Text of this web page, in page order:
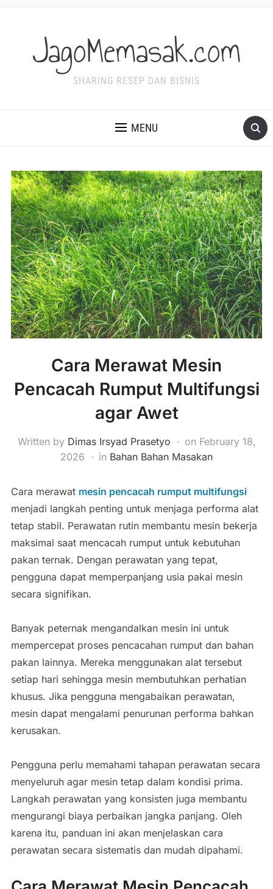
JagoMemasak.com
SHARING RESEP DAN BISNIS
MENU
Cara Merawat Mesin
Pencacah Rumput Multifungsi
agar Awet
Written by Dimas Irsyad Prasetyo on February 18,
2026
in Bahan Bahan Masakan
Cara merawat mesin pencacah rumput multifungsi
menjadi langkah penting untuk menjaga performa alat
tetap stabil. Perawatan rutin membantu mesin bekerja
maksimal saat mencacah rumput untuk kebutuhan
pakan ternak. Dengan perawatan yang tepat,
pengguna dapat memperpanjang usia pakai mesin
secara signifikan.
Banyak peternak mengandalkan mesin ini untuk
mempercepat proses pencacahan rumput dan bahan
pakan lainnya. Mereka menggunakan alat tersebut
setiap hari sehingga mesin membutuhkan perhatian
khusus. Jika pengguna mengabaikan perawatan,
mesin dapat mengalami penurunan performa bahkan
kerusakan.
Pengguna perlu memahami tahapan perawatan secara
menyeluruh agar mesin tetap dalam kondisi prima.
Langkah perawatan yang konsisten juga membantu
mengurangi biaya perbaikan jangka panjang. Oleh
karena itu, panduan ini akan menjelaskan cara
perawatan secara sistematis dan mudah dipahami.